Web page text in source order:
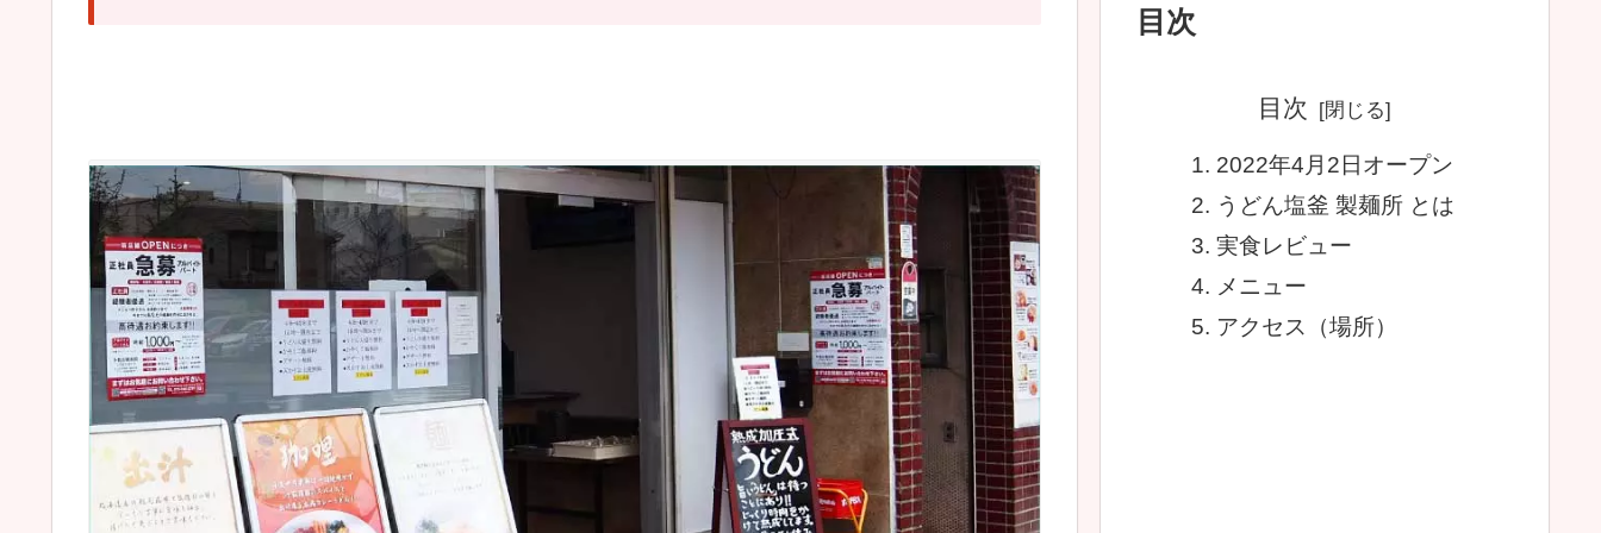
目次
目次
2022年4月2日オープン
うどん塩釜 製麺所 とは
実食レビュー
メニュー
アクセス（場所）